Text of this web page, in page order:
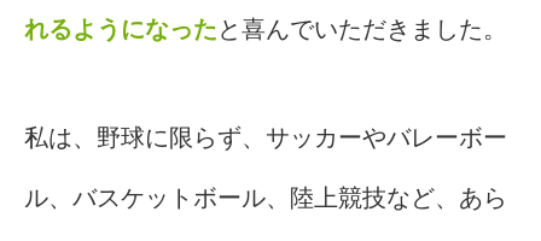
れるようになったと喜んでいただきました。
私は、野球に限らず、サッカーやバレーボー
ル、バスケットボール、陸上競技など、あら